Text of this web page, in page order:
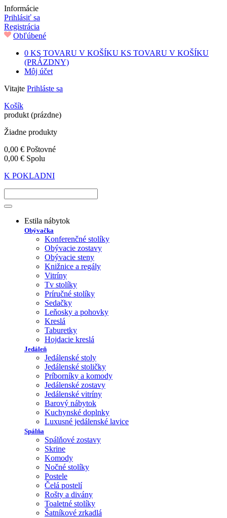
Informácie
Prihlásiť sa
Registrácia
Obľúbené
0 KS TOVARU V KOŠÍKU KS TOVARU V KOŠÍKU
(PRÁZDNY)
Môj účet
Vitajte Prihláste sa
Košík
produkt (prázdne)
Žiadne produkty
0,00 € Poštovné
0,00 € Spolu
K POKLADNI
Estila nábytok
Obývačka
Konferenčné stolíky
Obývacie zostavy
Obývacie steny
Knižnice a regály
Vitríny
Tv stolíky
Príručné stolíky
Sedačky
Leňosky a pohovky
Kreslá
Taburetky
Hojdacie kreslá
Jedáleň
Jedálenské stoly
Jedálenské stoličky
Príborníky a komody
Jedálenské zostavy
Jedálenské vitríny
Barový nábytok
Kuchynské doplnky
Luxusné jedálenské lavice
Spálňa
Spálňové zostavy
Skrine
Komody
Nočné stolíky
Postele
Čelá postelí
Rošty a divány
Toaletné stolíky
Šatníkové zrkadlá